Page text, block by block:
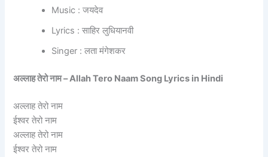
Music : जयदेव
Lyrics : साहिर लुधियानवी
Singer : लता मंगेशकर
अल्लाह तेरो नाम – Allah Tero Naam Song Lyrics in Hindi
अल्लाह तेरो नाम
ईश्वर तेरो नाम
अल्लाह तेरो नाम
ईश्वर तेरो नाम